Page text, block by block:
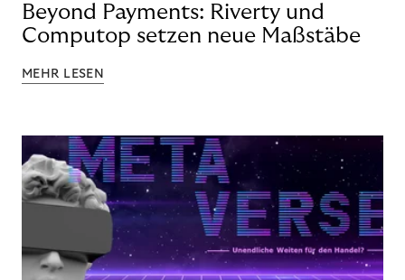
Beyond Payments: Riverty und
Computop setzen neue Maßstäbe
MEHR LESEN